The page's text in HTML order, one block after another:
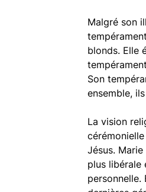
Malgré son
blonds. Elle
Son
ensemble,
La vision
Jésus.
plus libérale
personnelle.